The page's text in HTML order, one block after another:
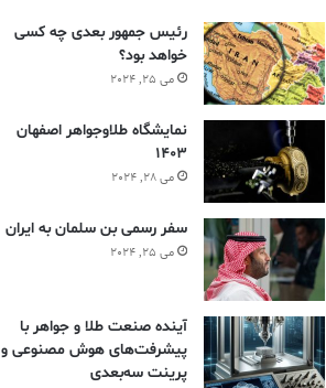
رئیس جمهور بعدی چه کسی
خواهد بود؟
می 25, 2024
نمایشگاه طلاوجواهر اصفهان
1403
می 28, 2024
سفر رسمی بن سلمان به ایران
می 25, 2024
آینده صنعت طلا و جواهر با
پیشرفت‌های هوش مصنوعی و
پرینت سه‌بعدی